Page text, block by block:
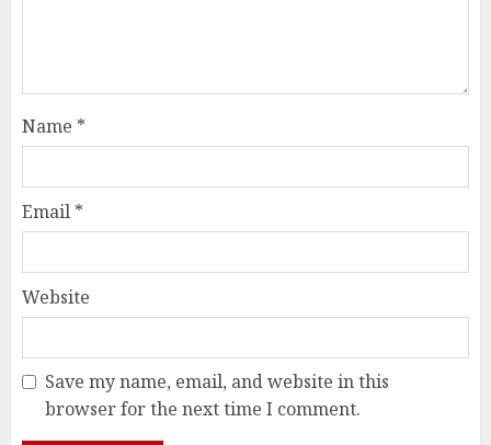
Name *
Email *
Website
Save my name, email, and website in this
browser for the next time I comment.